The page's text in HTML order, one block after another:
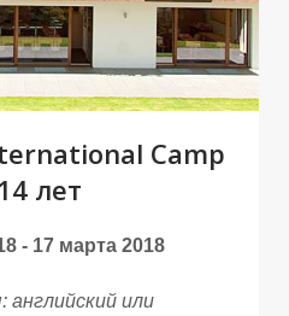
Camp
лет
- 17 марта 2018
английский или